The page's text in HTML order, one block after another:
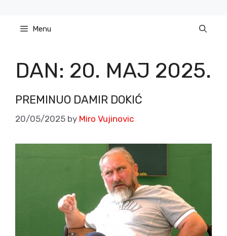
content Menu
DAN: 20. MAJ 2025.
PREMINUO DAMIR DOKIĆ
20/05/2025 by Miro Vujinovic